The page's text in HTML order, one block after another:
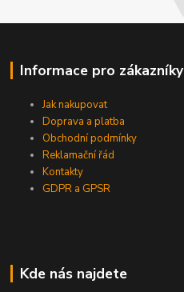
Informace pro zákazníky
Jak nakupovat
Doprava a platba
Obchodní podmínky
Reklamační řád
Kontakty
GDPR a GPSR
Kde nás najdete